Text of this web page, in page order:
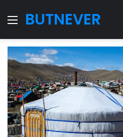
Menu
BUTNEVER